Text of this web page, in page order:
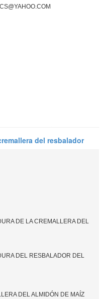
del resbalador
DE LA CREMALLERA DEL
DEL RESBALADOR DEL
DEL ALMIDÓN DE MAÍZ